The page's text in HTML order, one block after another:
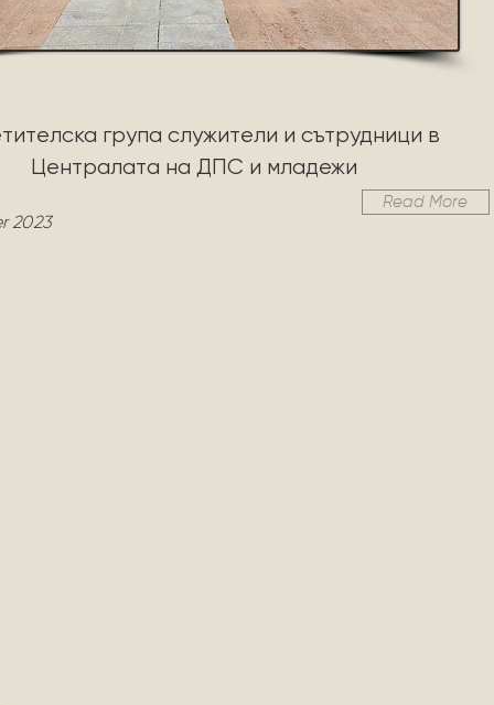
група служители и сътрудници в
Централата на ДПС и младежи
2023
Read More